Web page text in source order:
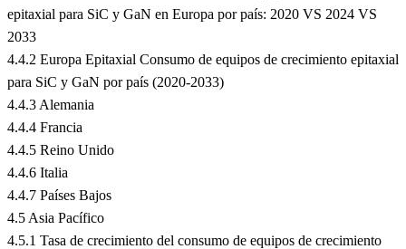
epitaxial para SiC y GaN en Europa por país: 2020 VS 2024 VS
2033
4.4.2 Europa Epitaxial Consumo de equipos de crecimiento epitaxial
para SiC y GaN por país (2020-2033)
4.4.3 Alemania
4.4.4 Francia
4.4.5 Reino Unido
4.4.6 Italia
4.4.7 Países Bajos
4.5 Asia Pacífico
4.5.1 Tasa de crecimiento del consumo de equipos de crecimiento